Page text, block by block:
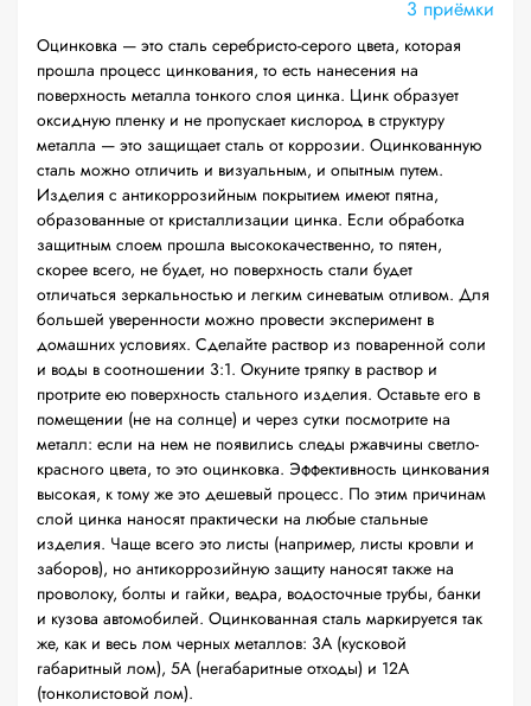
3 приёмки
Оцинковка — это сталь серебристо-серого цвета, которая
прошла процесс цинкования, то есть нанесения на
поверхность металла тонкого слоя цинка. Цинк образует
оксидную пленку и не пропускает кислород в структуру
металла — это защищает сталь от коррозии. Оцинкованную
сталь можно отличить и визуальным, и опытным путем.
Изделия с антикоррозийным покрытием имеют пятна,
образованные от кристаллизации цинка. Если обработка
защитным слоем прошла высококачественно, то пятен,
скорее всего, не будет, но поверхность стали будет
отличаться зеркальностью и легким синеватым отливом. Для
большей уверенности можно провести эксперимент в
домашних условиях. Сделайте раствор из поваренной соли
и воды в соотношении 3:1. Окуните тряпку в раствор и
протрите ею поверхность стального изделия. Оставьте его в
помещении (не на солнце) и через сутки посмотрите на
металл: если на нем не появились следы ржавчины светло-
красного цвета, то это оцинковка. Эффективность цинкования
высокая, к тому же это дешевый процесс. По этим причинам
слой цинка наносят практически на любые стальные
изделия. Чаще всего это листы (например, листы кровли и
заборов), но антикоррозийную защиту наносят также на
проволоку, болты и гайки, ведра, водосточные трубы, банки
и кузова автомобилей. Оцинкованная сталь маркируется так
же, как и весь лом черных металлов: 3А (кусковой
габаритный лом), 5А (негабаритные отходы) и 12А
(тонколистовой лом).